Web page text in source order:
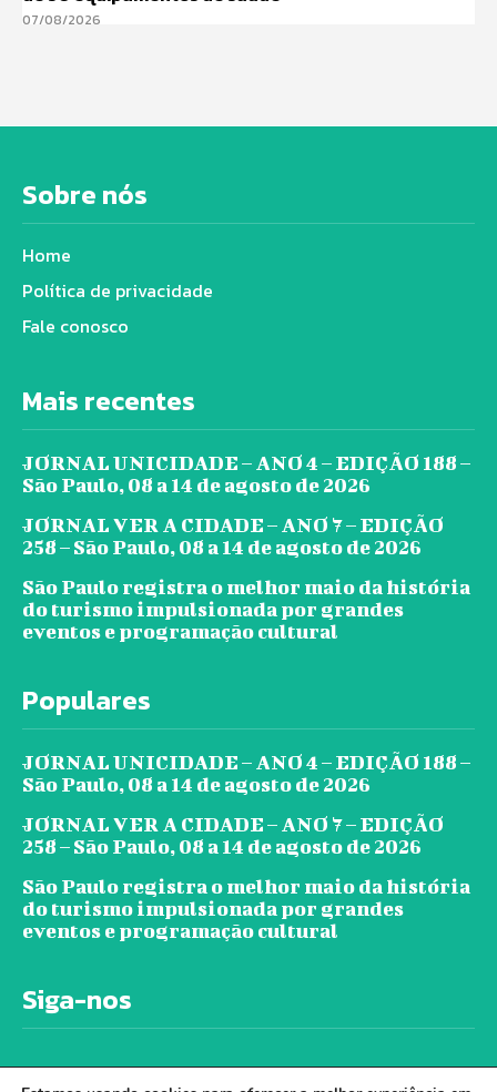
07/08/2026
Sobre nós
Home
Política de privacidade
Fale conosco
Mais recentes
JORNAL UNICIDADE – ANO 4 – EDIÇÃO 188 –
São Paulo, 08 a 14 de agosto de 2026
JORNAL VER A CIDADE – ANO 7 – EDIÇÃO
258 – São Paulo, 08 a 14 de agosto de 2026
São Paulo registra o melhor maio da história
do turismo impulsionada por grandes
eventos e programação cultural
Populares
JORNAL UNICIDADE – ANO 4 – EDIÇÃO 188 –
São Paulo, 08 a 14 de agosto de 2026
JORNAL VER A CIDADE – ANO 7 – EDIÇÃO
258 – São Paulo, 08 a 14 de agosto de 2026
São Paulo registra o melhor maio da história
do turismo impulsionada por grandes
eventos e programação cultural
Siga-nos